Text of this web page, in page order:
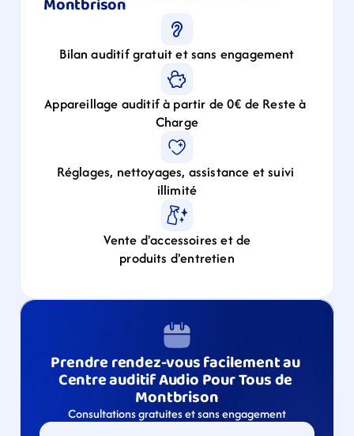
Bilan auditif gratuit et sans engagement
Appareillage auditif à partir de 0€ de Reste à
Charge
Réglages, nettoyages, assistance et suivi
illimité
Vente d'accessoires et de
produits d'entretien
Prendre rendez-vous facilement au
Centre auditif Audio Pour Tous de
Montbrison
Consultations gratuites et sans engagement